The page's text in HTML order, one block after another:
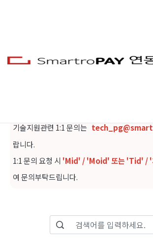
FAQ
기술지원관련 1:1 문의는
랍니다.
1:1 문의 요청 시 'Mid' / 'Moid' 또는 'Tid' / '
여 문의부탁드립니다.